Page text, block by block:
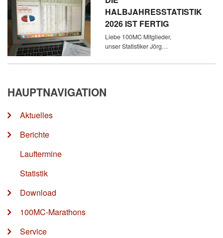
HALBJAHRESSTATISTIK
2026 IST FERTIG
Liebe 100MC Mitglieder,
unser Statistiker Jörg…
HAUPTNAVIGATION
Aktuelles
Berichte
Lauftermine
Statistik
Download
100MC-Marathons
Service